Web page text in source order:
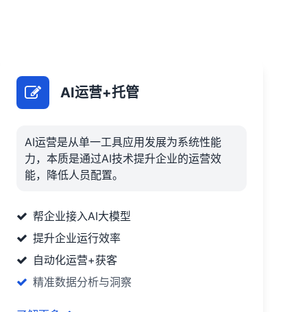
AI运营+托管
AI运营是从单一工具应用发展为系统性能
力，本质是通过AI技术提升企业的运营效
能，降低人员配置。
帮企业接入AI大模型
提升企业运行效率
自动化运营+获客
精准数据分析与洞察